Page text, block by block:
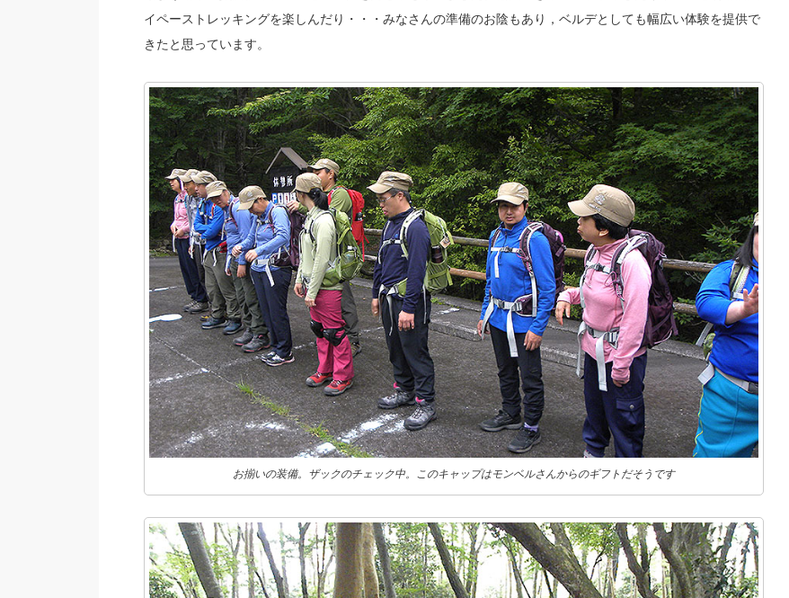
イペーストレッキングを楽しんだり・・・みなさんの準備のお陰もあり，ベルデとしても幅広い体験を提供で
きたと思っています。
お揃いの装備。ザックのチェック中。このキャップはモンベルさんからのギフトだそうです